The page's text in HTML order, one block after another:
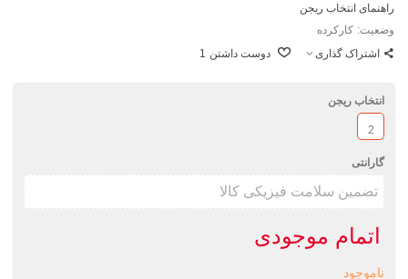
راهنمای انتخاب ریجن
وضعیت: کارکرده
اشتراک گذاری
دوست داشتن 1
انتخاب ریجن
2
گارانتی
اتمام موجودی
ناموجود